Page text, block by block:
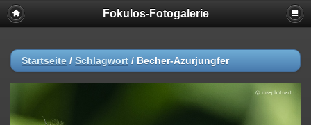
Fokulos-Fotogalerie
Startseite / Schlagwort / Becher-Azurjungfer